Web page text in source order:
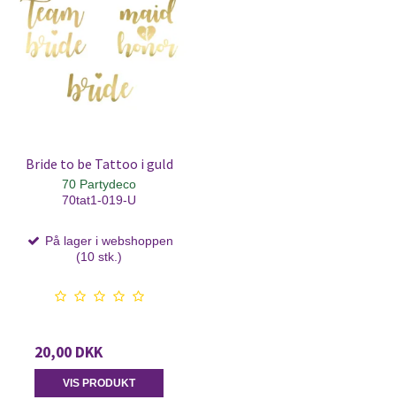
Bride to be Tattoo i guld
70 Partydeco
70tat1-019-U
På lager i webshoppen
(10 stk.)
20,00 DKK
VIS PRODUKT